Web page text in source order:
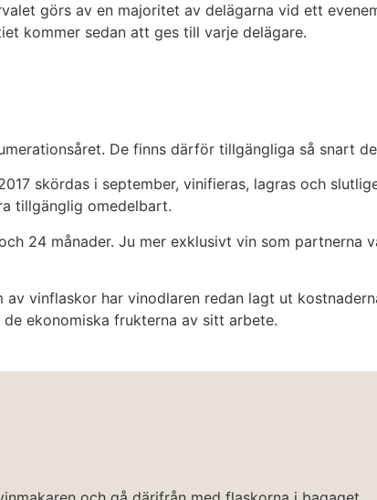
görs av en majoritet av delägarna vid ett
kommer sedan att ges till varje delägare.
De finns därför tillgängliga så snart
skördas i september, vinifieras, lagras och
tillgänglig omedelbart.
24 månader. Ju mer exklusivt vin som partnerna
vinflaskor har vinodlaren redan lagt ut
ekonomiska frukterna av sitt arbete.